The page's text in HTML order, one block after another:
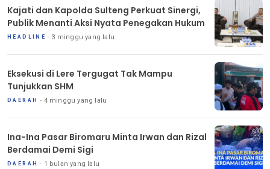
Kajati dan Kapolda Sulteng Perkuat Sinergi,
Publik Menanti Aksi Nyata Penegakan Hukum
HEADLINE 3 minggu yang lalu
Eksekusi di Lere Tergugat Tak Mampu
Tunjukkan SHM
DAERAH 4 minggu yang lalu
Ina-Ina Pasar Biromaru Minta Irwan dan Rizal
Berdamai Demi Sigi
DAERAH 1 bulan yang lalu